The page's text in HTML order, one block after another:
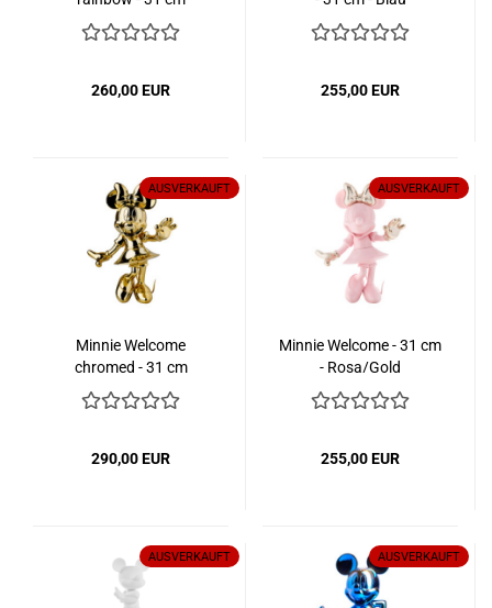
260,00 EUR 255,00 EUR
AUSVERKAUFT
Minnie Welcome
chromed - 31 cm
290,00 EUR
AUSVERKAUFT
Minnie Welcome - 31 cm
- Rosa/Gold
255,00 EUR
AUSVERKAUFT AUSVERKAUFT